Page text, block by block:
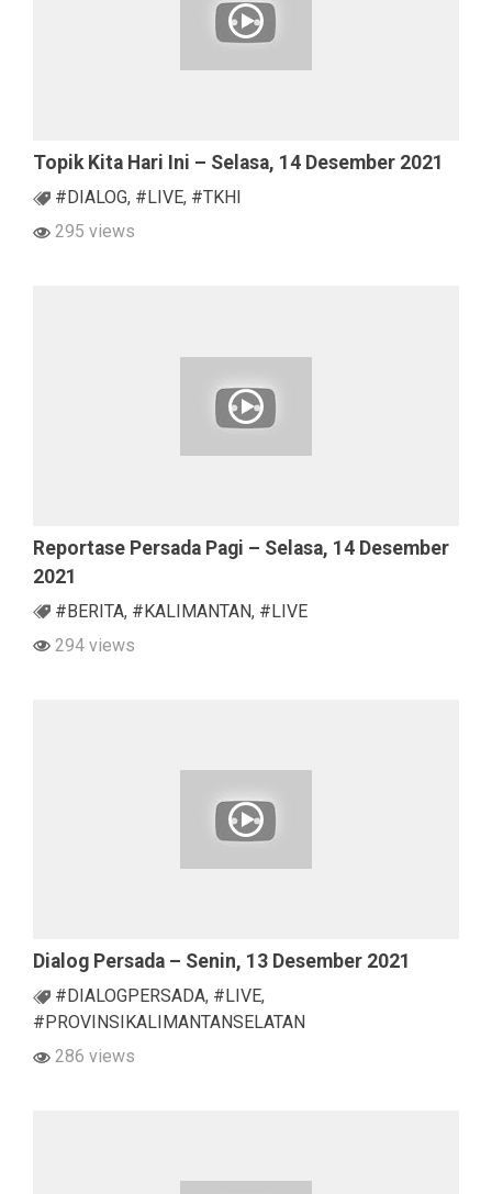
Topik Kita Hari Ini – Selasa, 14 Desember 2021
#DIALOG, #LIVE, #TKHI
295 views
Reportase Persada Pagi – Selasa, 14 Desember
2021
#BERITA, #KALIMANTAN, #LIVE
294 views
Dialog Persada – Senin, 13 Desember 2021
#DIALOGPERSADA, #LIVE,
#PROVINSIKALIMANTANSELATAN
286 views